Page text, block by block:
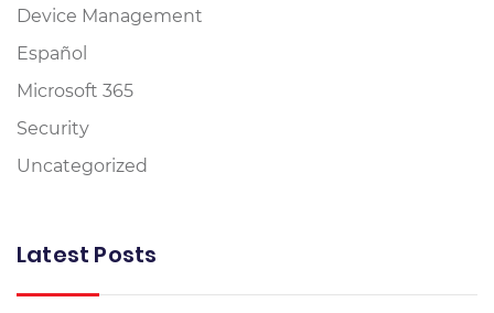
Device Management
Español
Microsoft 365
Security
Uncategorized
Latest Posts